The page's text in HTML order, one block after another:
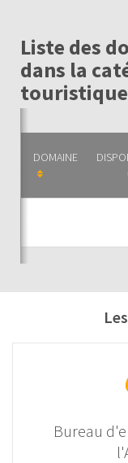
Liste des
dans la
DOMAINE
Bureau